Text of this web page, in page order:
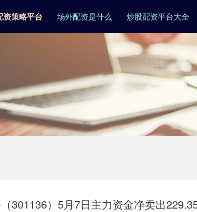
资策略平台 场外配资是什么 炒股配资平台大全
301136）5月7日主力资金净卖出